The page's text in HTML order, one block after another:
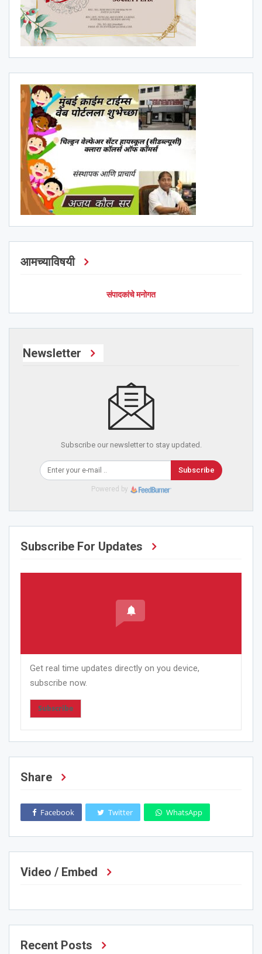
आमच्याविषयी
संपादकांचे मनोगत
Newsletter
Subscribe our newsletter to stay updated.
Subscribe
Powered by
Subscribe For Updates
Get real time updates directly on you device,
subscribe now.
Subscribe
Share
Facebook Twitter WhatsApp
Video / Embed
Recent Posts